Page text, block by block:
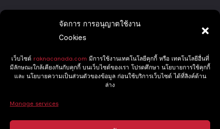
จัดการ การอนุญาตใช้งาน
Cookies
เว็บไซต์ raknacanada.com มีการใช้งานเทคโนโลยีคุกกี้ หรือ เทคโนโลยีอื่นที่
มีลักษณะใกล้เคียงกันกับคุกกี้ บนเว็บไซต์ของเรา โปรดศึกษา นโยบายการใช้คุกกี้
และ นโยบายความเป็นส่วนตัวของข้อมูล ก่อนใช้บริการเว็บไซต์ ได้ที่ลิงค์ด้าน
ล่าง
Manage services
ทริปทัวร์ของเรา
Grand Canada
ทริปล่าแสงเหนือ